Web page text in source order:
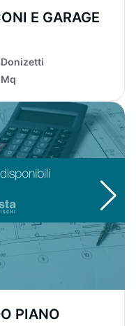
E GARAGE
PIANO